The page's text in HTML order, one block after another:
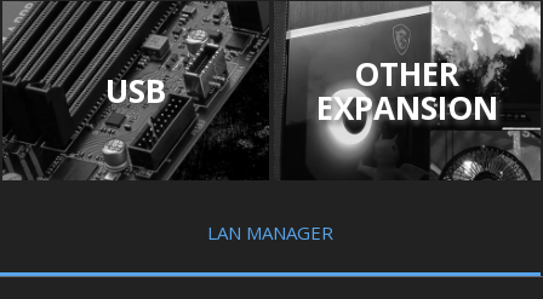
USB OTHER
EXPANSION
LAN MANAGER